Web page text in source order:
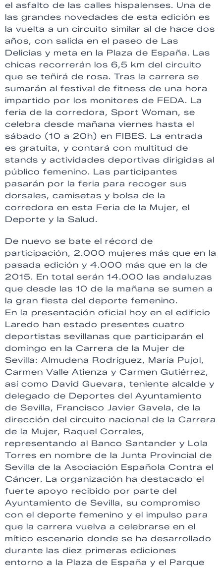
el asfalto de las calles hispalenses. Una de
las grandes novedades de esta edición es
la vuelta a un circuito similar al de hace dos
años, con salida en el paseo de Las
Delicias y meta en la Plaza de España. Las
chicas recorrerán los 6,5 km del circuito
que se teñirá de rosa. Tras la carrera se
sumarán al festival de fitness de una hora
impartido por los monitores de FEDA. La
feria de la corredora, Sport Woman, se
celebra desde mañana viernes hasta el
sábado (10 a 20h) en FIBES. La entrada
es gratuita, y contará con multitud de
stands y actividades deportivas dirigidas al
público femenino. Las participantes
pasarán por la feria para recoger sus
dorsales, camisetas y bolsa de la
corredora en esta Feria de la Mujer, el
Deporte y la Salud.
De nuevo se bate el récord de
participación, 2.000 mujeres más que en la
pasada edición y 4.000 más que en la de
2015. En total serán 14.000 las andaluzas
que desde las 10 de la mañana se sumen a
la gran fiesta del deporte femenino.
En la presentación oficial hoy en el edificio
Laredo han estado presentes cuatro
deportistas sevillanas que participarán el
domingo en la Carrera de la Mujer de
Sevilla: Almudena Rodríguez, María Pujol,
Carmen Valle Atienza y Carmen Gutiérrez,
así como David Guevara, teniente alcalde y
delegado de Deportes del Ayuntamiento
de Sevilla, Francisco Javier Gavela, de la
dirección del circuito nacional de la Carrera
de la Mujer, Raquel Corrales,
representando al Banco Santander y Lola
Torres en nombre de la Junta Provincial de
Sevilla de la Asociación Española Contra el
Cáncer. La organización ha destacado el
fuerte apoyo recibido por parte del
Ayuntamiento de Sevilla, su compromiso
con el deporte femenino y el impulso para
que la carrera vuelva a celebrarse en el
mítico escenario donde se ha desarrollado
durante las diez primeras ediciones
entorno a la Plaza de España y el Parque